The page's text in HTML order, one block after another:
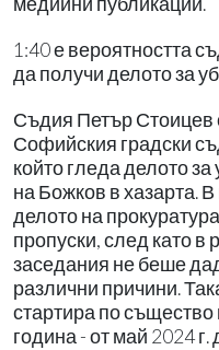
1:40 е вероятността
да получи делото за
Съдия Петър Стоицев
Софийския градски
който гледа делото
на Божков в хазарта.
делото на
пропуски, след като в
заседания не беше
различни причини.
стартира по същество
година - от май 2024 г.